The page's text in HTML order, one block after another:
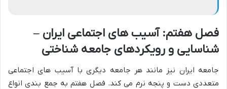
فصل هفتم: آسیب های اجتماعی ایران –
شناسایی و رویکردهای جامعه شناختی
جامعه ایران نیز مانند هر جامعه دیگری با آسیب های اجتماعی
متعددی دست و پنجه نرم می کند. فصل هفتم به جمع بندی انواع